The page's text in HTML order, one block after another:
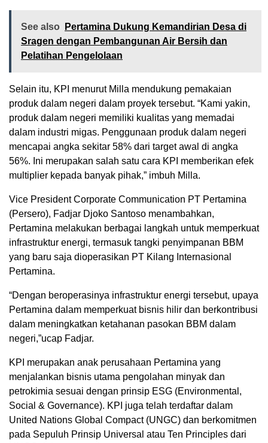
See also
Pertamina Dukung Kemandirian Desa di
Sragen dengan Pembangunan Air Bersih dan
Pelatihan Pengelolaan
Selain itu, KPI menurut Milla mendukung pemakaian
produk dalam negeri dalam proyek tersebut. “Kami yakin,
produk dalam negeri memiliki kualitas yang memadai
dalam industri migas. Penggunaan produk dalam negeri
mencapai angka sekitar 58% dari target awal di angka
56%. Ini merupakan salah satu cara KPI memberikan efek
multiplier kepada banyak pihak,” imbuh Milla.
Vice President Corporate Communication PT Pertamina
(Persero), Fadjar Djoko Santoso menambahkan,
Pertamina melakukan berbagai langkah untuk memperkuat
infrastruktur energi, termasuk tangki penyimpanan BBM
yang baru saja dioperasikan PT Kilang Internasional
Pertamina.
“Dengan beroperasinya infrastruktur energi tersebut, upaya
Pertamina dalam memperkuat bisnis hilir dan berkontribusi
dalam meningkatkan ketahanan pasokan BBM dalam
negeri,”ucap Fadjar.
KPI merupakan anak perusahaan Pertamina yang
menjalankan bisnis utama pengolahan minyak dan
petrokimia sesuai dengan prinsip ESG (Environmental,
Social & Governance). KPI juga telah terdaftar dalam
United Nations Global Compact (UNGC) dan berkomitmen
pada Sepuluh Prinsip Universal atau Ten Principles dari